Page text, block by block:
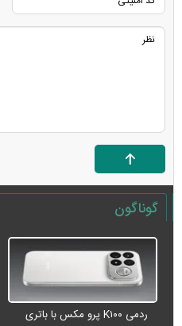
گوناگون
ردمی K۱۰۰ پرو مکس با باتری